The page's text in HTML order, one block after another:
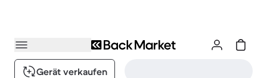
Gerät verkaufen